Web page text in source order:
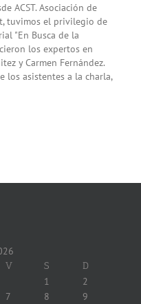
ACST. Asociación de
tuvimos el privilegio de
"En Busca de la
los expertos en
y Carmen Fernández.
los asistentes a la charla,
V S D
1
2
7 8
9